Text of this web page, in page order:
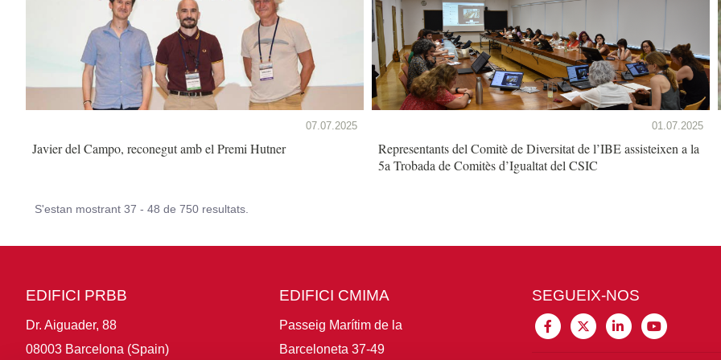
07.07.2025
Javier del Campo, reconegut amb el Premi Hutner
01.07.2025
Representants del Comitè de Diversitat de l’IBE assisteixen a la
5a Trobada de Comitès d’Igualtat del CSIC
S'estan mostrant 37 - 48 de 750 resultats.
EDIFICI PRBB
Dr. Aiguader, 88
08003 Barcelona (Spain)
EDIFICI CMIMA
Passeig Marítim de la
Barceloneta 37-49
SEGUEIX-NOS